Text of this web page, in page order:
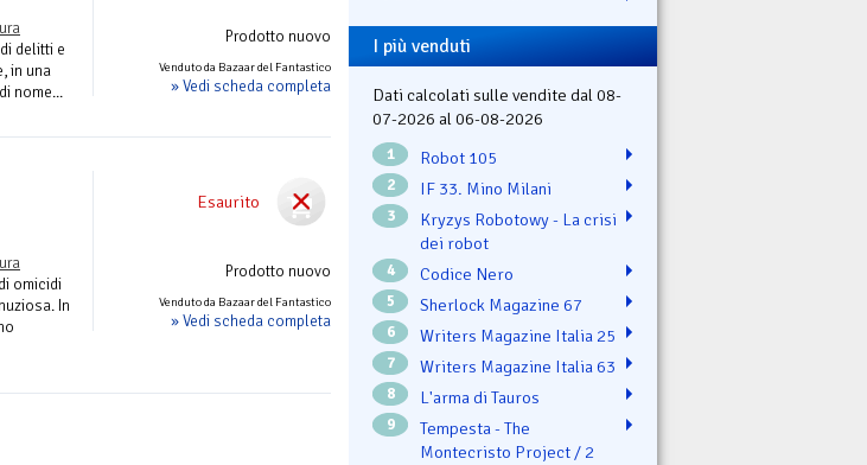
Prodotto nuovo
Venduto da Bazaar del Fantastico
» Vedi scheda completa
delitti e
in una
nome...
Esaurito
Prodotto nuovo
Venduto da Bazaar del Fantastico
» Vedi scheda completa
omicidi
In
I più venduti
Dati calcolati sulle vendite dal 08-
07-2026 al 06-08-2026
1 Robot 105
2 IF 33. Mino Milani
3
Kryzys Robotowy - La crisi
dei robot
4 Codice Nero
5 Sherlock Magazine 67
6 Writers Magazine Italia 25
7 Writers Magazine Italia 63
8 L'arma di Tauros
9
Tempesta - The
Montecristo Project / 2